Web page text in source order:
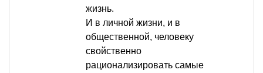
жизнь.
И в личной жизни, и в
общественной, человеку
свойственно
рационализировать самые